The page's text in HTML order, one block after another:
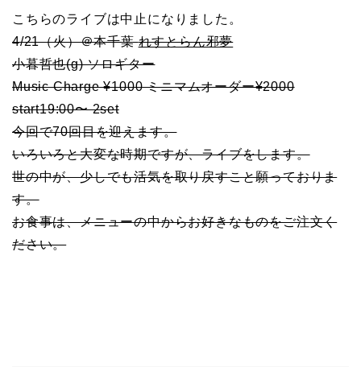
こちらのライブは中止になりました。
4/21（火）＠本千葉れすとらん邪夢
小暮哲也(g) ソロギター
Music Charge ¥1000 ミニマムオーダー¥2000
start19:00〜 2set
今回で70回目を迎えます。
いろいろと大変な時期ですが、ライブをします。
世の中が、少しでも活気を取り戻すこと願っておりま
す。
お食事は、メニューの中からお好きなものをご注文く
ださい。